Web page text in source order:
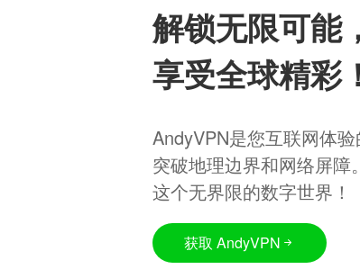
解锁无限可能，
享受全球精彩！
AndyVPN是您互联网体
突破地理边界和网络屏障
这个无界限的数字世界！
获取 AndyVPN